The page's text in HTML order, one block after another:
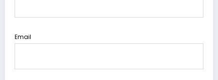
Email